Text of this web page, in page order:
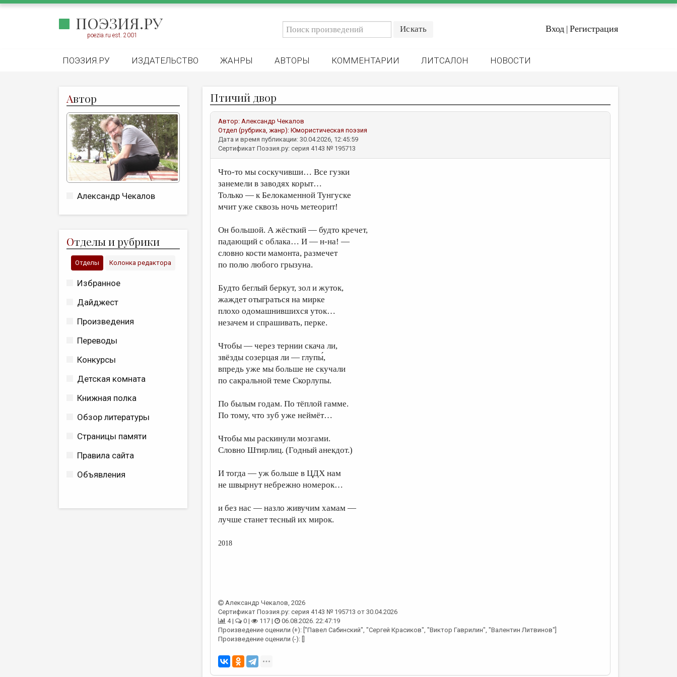
ПОЭЗИЯ.РУ
poezia.ru est. 2001
Вход | Регистрация
ПОЭЗИЯ.РУ ИЗДАТЕЛЬСТВО ЖАНРЫ АВТОРЫ КОММЕНТАРИИ ЛИТСАЛОН НОВОСТИ
Автор
Александр Чекалов
Отделы и рубрики
Отделы Колонка редактора
Избранное
Дайджест
Произведения
Переводы
Конкурсы
Детская комната
Книжная полка
Обзор литературы
Страницы памяти
Правила сайта
Объявления
Птичий двор
Автор: Александр Чекалов
Отдел (рубрика, жанр): Юмористическая поэзия
Дата и время публикации: 30.04.2026, 12:45:59
Сертификат Поэзия.ру: серия 4143 № 195713
Что-то мы соскучивши… Все гузки
занемели в заводях корыт…
Только — к Белокаменной Тунгуске
мчит уже сквозь ночь метеорит!
Он большой. А жёсткий — будто кречет,
падающий с облака… И — н-на! —
словно кости мамонта, размечет
по полю любого грызуна.
Будто беглый беркут, зол и жуток,
жаждет отыграться на мирке
плохо одомашнившихся уток…
незачем и спрашивать, перке.
Чтобы — через тернии скача ли,
звёзды созерцая ли — глупы́,
впредь уже мы больше не скучали
по сакральной теме Скорлупы.
По былым годам. По тёплой гамме.
По тому, что зуб уже неймёт…
Чтобы мы раскинули мозгами.
Словно Штирлиц. (Годный анекдот.)
И тогда — уж больше в ЦДХ нам
не швырнут небрежно номерок…
и без нас — назло живучим хамам —
лучше станет тесный их мирок.
2018
Александр Чекалов, 2026
Сертификат Поэзия.ру: серия 4143 № 195713 от 30.04.2026
4 |
0 | 117 |
06.08.2026. 22:47:19
Произведение оценили (+): ["Павел Сабинский", "Сергей Красиков", "Виктор Гаврилин", "Валентин Литвинов"]
Произведение оценили (-): []